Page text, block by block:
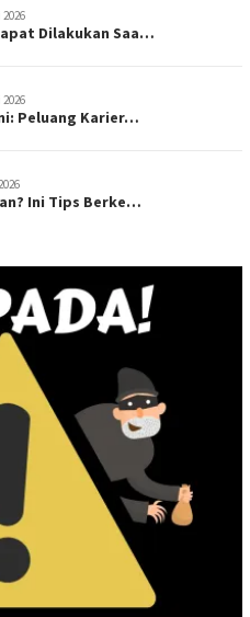
2026
Dilakukan Saa…
2026
Peluang Karier…
Ini Tips Berke…